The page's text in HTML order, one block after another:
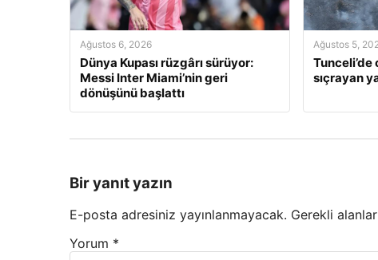
Ağustos 6, 2026
Dünya Kupası rüzgârı sürüyor:
Messi Inter Miami’nin geri
dönüşünü başlattı
Ağustos 5,
sıçrayan
Bir yanıt yazın
E-posta adresiniz yayınlanmayacak. Gerekli alanlar
Yorum *